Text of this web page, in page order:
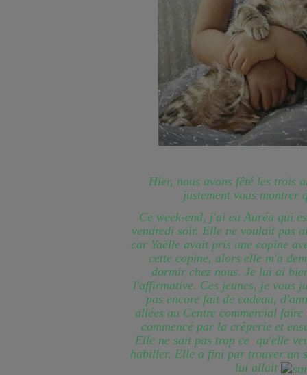
Hier, nous avons fêté les trois
justement vous montrer
Ce week-end, j'ai eu Auréa qui
vendredi soir. Elle ne voulait pas
car Yaëlle avait pris une copine
cette copine, alors elle m'a
dormir chez nous. Je lui ai
l'affirmative. Ces jeunes, je vous
pas encore fait de cadeau,
allées au Centre commercial faire
commencé par la crêperie et
Elle ne sait pas trop ce qu'elle
habiller. Elle a fini par trouver un
lui allait